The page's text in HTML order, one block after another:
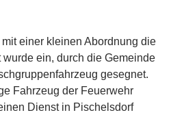
einer kleinen Abordnung die
ein, durch die Gemeinde
gesegnet.
Fahrzeug der Feuerwehr
Dienst in Pischelsdorf